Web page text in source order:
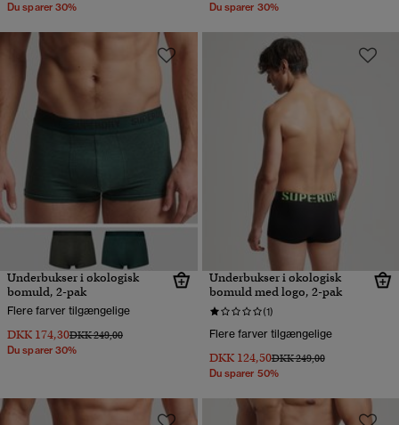
Du sparer 30%
Du sparer 30%
Underbukser i økologisk
bomuld, 2-pak
Flere farver tilgængelige
DKK 174,30Pris nedsat fra
DKK 249,00til
Du sparer 30%
Underbukser i økologisk
bomuld med logo, 2-pak
(1)
Flere farver tilgængelige
DKK 124,50Pris nedsat fra
DKK 249,00til
Du sparer 50%